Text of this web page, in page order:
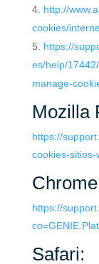
http://
cookies/
https://
es/help/
manage-
Mozilla
https://
cookies-
https://
Safari: